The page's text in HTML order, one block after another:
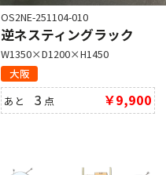
OS2NE-251104-010
逆ネスティングラック
W1350×D1200×H1450
大阪
あと3 点 ￥9,900